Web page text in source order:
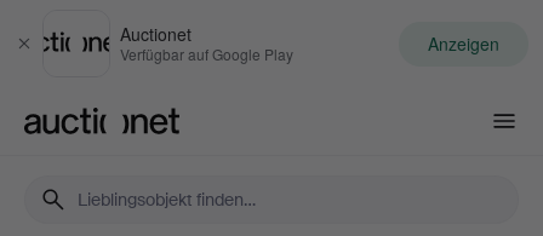
Schließen
Auctionet
Verfügbar auf Google Play Anzeigen